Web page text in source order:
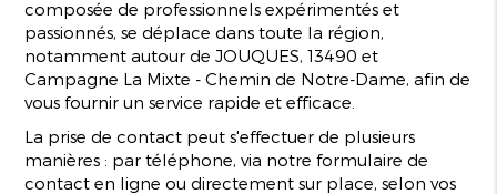
composée de professionnels expérimentés et
passionnés, se déplace dans toute la région,
notamment autour de JOUQUES, 13490 et
Campagne La Mixte - Chemin de Notre-Dame, afin de
vous fournir un service rapide et efficace.
La prise de contact peut s'effectuer de plusieurs
manières : par téléphone, via notre formulaire de
contact en ligne ou directement sur place, selon vos